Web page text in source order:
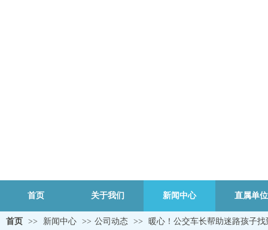
首页 关于我们 新闻中心 直属单位
首页 >> 新闻中心 >> 公司动态 >> 暖心！公交车长帮助迷路孩子找